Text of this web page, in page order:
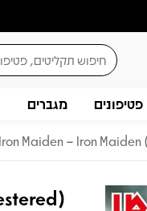
פטיפונים מגברים
Iron Maiden – Iron